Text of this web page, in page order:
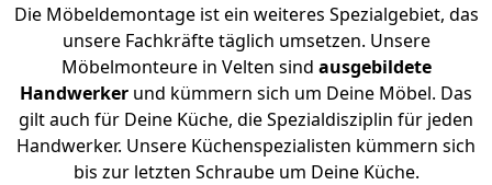
Die Möbeldemontage ist ein weiteres Spezialgebiet, das
unsere Fachkräfte täglich umsetzen. Unsere
Möbelmonteure in Velten sind ausgebildete
Handwerker und kümmern sich um Deine Möbel. Das
gilt auch für Deine Küche, die Spezialdisziplin für jeden
Handwerker. Unsere Küchenspezialisten kümmern sich
bis zur letzten Schraube um Deine Küche.